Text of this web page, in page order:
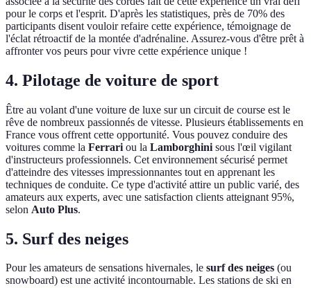
pour le corps et l'esprit. D'après les statistiques, près de 70% des
participants disent vouloir refaire cette expérience, témoignage de
l'éclat rétroactif de la montée d'adrénaline. Assurez-vous d'être prêt à
affronter vos peurs pour vivre cette expérience unique !
4. Pilotage de voiture de sport
Être au volant d'une voiture de luxe sur un circuit de course est le
rêve de nombreux passionnés de vitesse. Plusieurs établissements en
France vous offrent cette opportunité. Vous pouvez conduire des
voitures comme la Ferrari ou la Lamborghini sous l'œil vigilant
d'instructeurs professionnels. Cet environnement sécurisé permet
d'atteindre des vitesses impressionnantes tout en apprenant les
techniques de conduite. Ce type d'activité attire un public varié, des
amateurs aux experts, avec une satisfaction clients atteignant 95%,
selon Auto Plus.
5. Surf des neiges
Pour les amateurs de sensations hivernales, le surf des neiges (ou
snowboard) est une activité incontournable. Les stations de ski en